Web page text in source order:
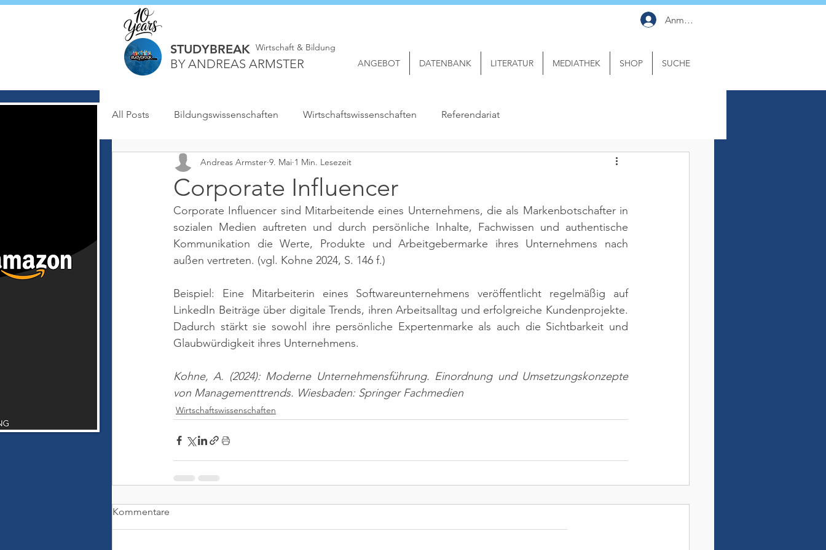
STUDYBREAK
BY ANDREAS ARMSTER
Wirtschaft & Bildung
Anmelden
ANGEBOT DATENBANK LITERATUR MEDIATHEK SHOP SUCHE
All Posts Bildungswissenschaften Wirtschaftswissenschaften Referendariat
Corporate Influencer
Andreas Armster 9. Mai 1 Min. Lesezeit
Corporate Influencer sind Mitarbeitende eines Unternehmens, die als Markenbotschafter in
sozialen Medien auftreten und durch persönliche Inhalte, Fachwissen und authentische
Kommunikation die Werte, Produkte und Arbeitgebermarke ihres Unternehmens nach
außen vertreten. (vgl. Kohne 2024, S. 146 f.)
Beispiel: Eine Mitarbeiterin eines Softwareunternehmens veröffentlicht regelmäßig auf
LinkedIn Beiträge über digitale Trends, ihren Arbeitsalltag und erfolgreiche Kundenprojekte.
Dadurch stärkt sie sowohl ihre persönliche Expertenmarke als auch die Sichtbarkeit und
Glaubwürdigkeit ihres Unternehmens.
Kohne, A. (2024): Moderne Unternehmensführung. Einordnung und Umsetzungskonzepte
von Managementtrends. Wiesbaden: Springer Fachmedien
Wirtschaftswissenschaften
Kommentare